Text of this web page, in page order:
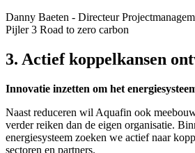
Danny Baeten - Directeur
Pijler 3 Road to zero carbon
3. Actief koppelkansen
Innovatie inzetten om het
Naast reduceren wil Aquafin ook
verder reiken dan de eigen organisatie.
energiesysteem zoeken we actief naar
sectoren en partners.